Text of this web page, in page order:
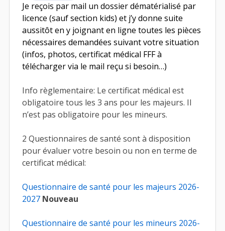
Je reçois par mail un dossier dématérialisé par
licence (sauf section kids) et j’y donne suite
aussitôt en y joignant en ligne toutes les pièces
nécessaires demandées suivant votre situation
(infos, photos, certificat médical FFF à
télécharger via le mail reçu si besoin…)
Info règlementaire: Le certificat médical est
obligatoire tous les 3 ans pour les majeurs. Il
n’est pas obligatoire pour les mineurs.
2 Questionnaires de santé sont à disposition
pour évaluer votre besoin ou non en terme de
certificat médical:
Questionnaire de santé pour les majeurs 2026-
2027 Nouveau
Questionnaire de santé pour les mineurs 2026-